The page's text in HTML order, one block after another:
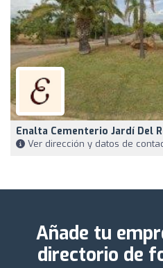
Enalta Cementerio Jardí Del
Ver dirección y datos de
Añade tu
directorio de